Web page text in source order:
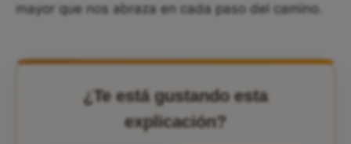
mayor que nos abraza en cada paso del camino.
¿Te está gustando esta
explicación?